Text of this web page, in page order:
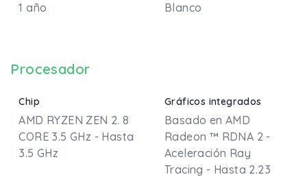
1 año Blanco
Procesador
Chip
AMD RYZEN ZEN 2. 8
CORE 3.5 GHz - Hasta
3.5 GHz
Gráficos integrados
Basado en AMD
Radeon ™ RDNA 2 -
Aceleración Ray
Tracing - Hasta 2.23